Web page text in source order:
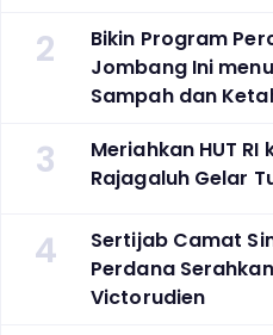
2
Bikin Program
Jombang Ini
Sampah dan
3
Meriahkan HUT
Rajagaluh Gelar
4
Sertijab Camat
Perdana
Victorudien